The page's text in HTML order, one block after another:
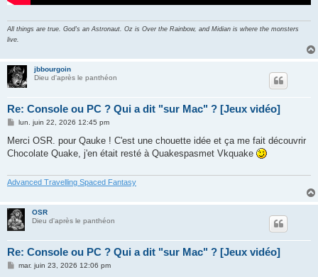
All things are true. God's an Astronaut. Oz is Over the Rainbow, and Midian is where the monsters
live.
jbbourgoin
Dieu d'après le panthéon
Re: Console ou PC ? Qui a dit "sur Mac" ? [Jeux vidéo]
M
s
a
lun. juin 22, 2026 12:45 pm
Merci OSR. pour Qauke ! C'est une chouette idée et ça me fait découvrir
Chocolate Quake, j'en était resté à Quakespasmet Vkquake
Advanced Travelling Spaced Fantasy
OSR
Dieu d'après le panthéon
Re: Console ou PC ? Qui a dit "sur Mac" ? [Jeux vidéo]
Mmar. juin 23, 2026 12:06 pm